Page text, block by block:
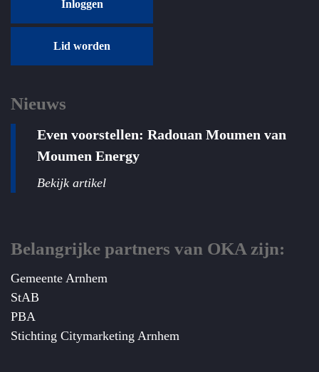
Inloggen
Lid worden
Nieuws
Even voorstellen: Radouan Moumen van
Moumen Energy
Bekijk artikel
Belangrijke partners van OKA zijn:
Gemeente Arnhem
StAB
PBA
Stichting Citymarketing Arnhem